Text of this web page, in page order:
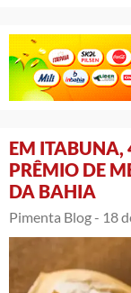
EM ITABUNA,
PRÊMIO DE
DA BAHIA
Pimenta Blog - 18